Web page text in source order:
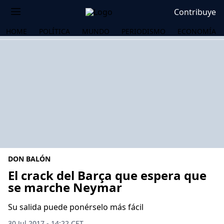
Contribuye
HOME POLÍTICA MUNDO PERIODISMO ECONOMÍA
DON BALÓN
El crack del Barça que espera que
se marche Neymar
Su salida puede ponérselo más fácil